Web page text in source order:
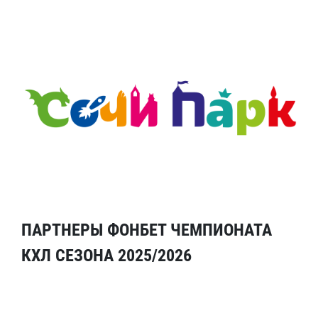
ПАРТНЕРЫ ФОНБЕТ ЧЕМПИОНАТА
КХЛ СЕЗОНА 2025/2026